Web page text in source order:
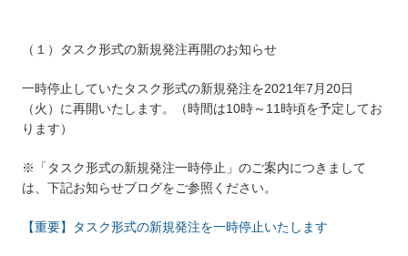
（１）タスク形式の新規発注再開のお知らせ
一時停止していたタスク形式の新規発注を2021年7月20日
（火）に再開いたします。（時間は10時～11時頃を予定してお
ります）
※「タスク形式の新規発注一時停止」のご案内につきまして
は、下記お知らせブログをご参照ください。
【重要】タスク形式の新規発注を一時停止いたします